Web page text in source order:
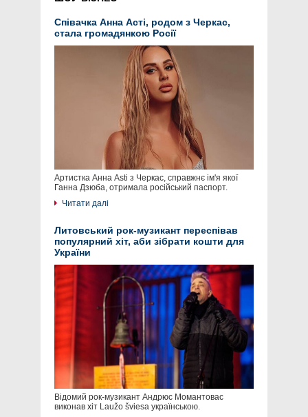
Співачка Анна Асті, родом з Черкас,
стала громадянкою Росії
Артистка Анна Asti з Черкас, справжнє ім'я якої
Ганна Дзюба, отримала російський паспорт.
Читати далі
Литовський рок-музикант переспівав
популярний хіт, аби зібрати кошти для
України
Відомий рок-музикант Андрюс Момантовас
виконав хіт Laužo šviesa українською.